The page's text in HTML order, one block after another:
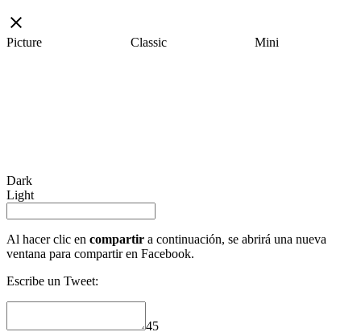
Picture Classic Mini
Dark
Light
Al hacer clic en compartir a continuación, se abrirá una nueva
ventana para compartir en Facebook.
Escribe un Tweet:
45